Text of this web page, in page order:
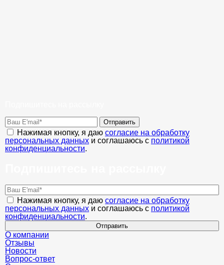
Отправить
Нажимая кнопку, я даю согласие на обработку
персональных данных и соглашаюсь с политикой
конфиденциальности.
Нажимая кнопку, я даю согласие на обработку
персональных данных и соглашаюсь с политикой
конфиденциальности.
Отправить
О компании
Отзывы
Новости
Вопрос-ответ